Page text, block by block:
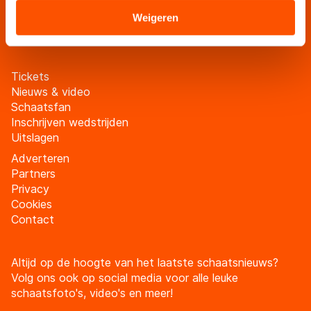
Sommige partners kunnen gegevens doorgeven aan
landen buiten de EU, zoals de VS, waar mogelijk geen
adequaat beschermingsniveau geldt volgens de GDPR.
overdracht. Meer informatie vindt u in ons
Weigeren
Tickets
Nieuws & video
Schaatsfan
Inschrijven wedstrijden
Uitslagen
Adverteren
Partners
Privacy
Cookies
Contact
Altijd op de hoogte van het laatste schaatsnieuws?
Volg ons ook op social media voor alle leuke
schaatsfoto's, video's en meer!